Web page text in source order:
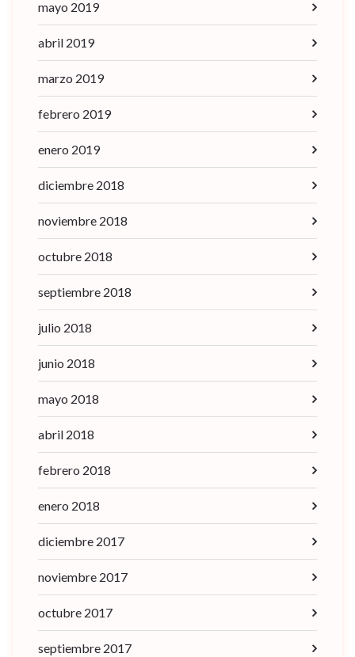
mayo 2019
abril 2019
marzo 2019
febrero 2019
enero 2019
diciembre 2018
noviembre 2018
octubre 2018
septiembre 2018
julio 2018
junio 2018
mayo 2018
abril 2018
febrero 2018
enero 2018
diciembre 2017
noviembre 2017
octubre 2017
septiembre 2017